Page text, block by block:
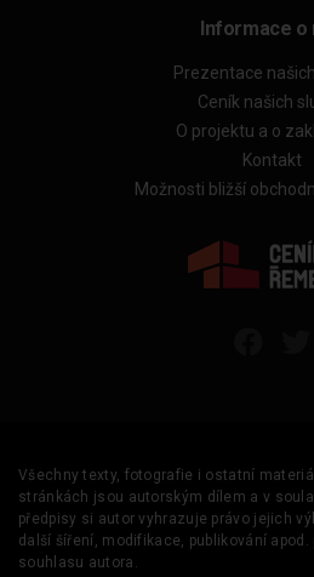
Informace o
Prezentace
Ceník našich
O projektu a o
Kontakt
Možnosti bližší
Všechny texty, fotografie i ostatní
stránkách jsou autorským dílem a v
předpisy si autor vyhrazuje právo jejich
další šíření, modifikace, publikování
souhlasu autora.